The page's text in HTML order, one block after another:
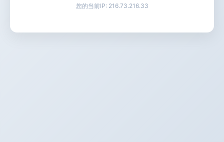
您的当前IP: 216.73.216.33